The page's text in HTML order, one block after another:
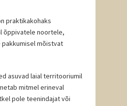
praktikakohaks
õppivatele noortele,
mõistvat
asuvad laial territooriumil
mitmel erineval
pole teenindajat või